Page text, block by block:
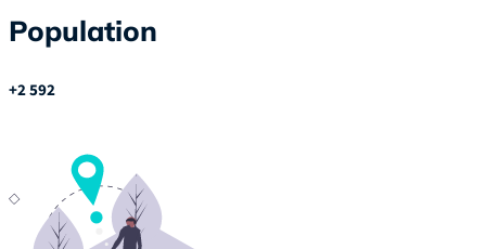
Population
+2 592